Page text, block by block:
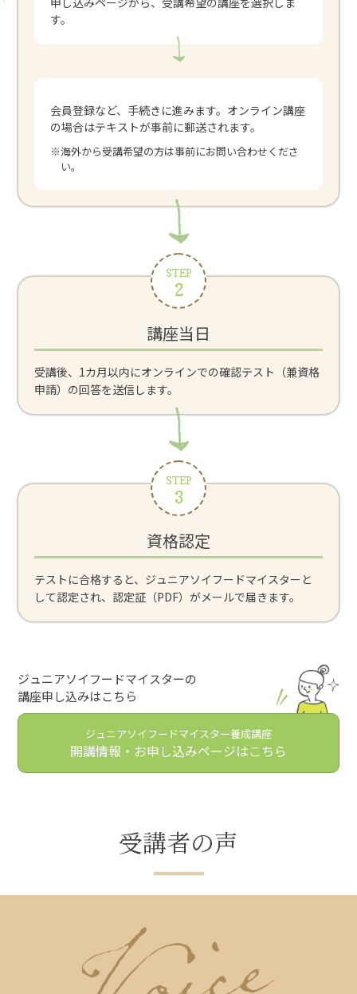
す。
会員登録など、手続きに進みます。オンライン講座
の場合はテキストが事前に郵送されます。
※海外から受講希望の方は事前にお問い合わせくださ
い。
STEP
2
講座当日
受講後、1カ月以内にオンラインでの確認テスト（兼資格
申請）の回答を送信します。
STEP
3
資格認定
テストに合格すると、ジュニアソイフードマイスターと
して認定され、認定証（PDF）がメールで届きます。
ジュニアソイフードマイスターの
講座申し込みはこちら
ジュニアソイフードマイスター養成講座
開講情報・お申し込みページはこちら
受講者の声